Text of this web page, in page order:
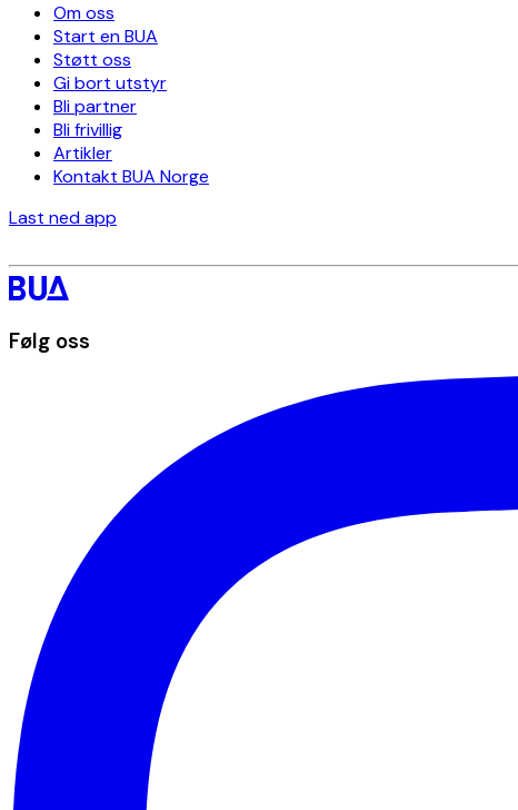
Om oss
Start en BUA
Støtt oss
Gi bort utstyr
Bli partner
Bli frivillig
Artikler
Kontakt BUA Norge
Last ned app
Følg oss